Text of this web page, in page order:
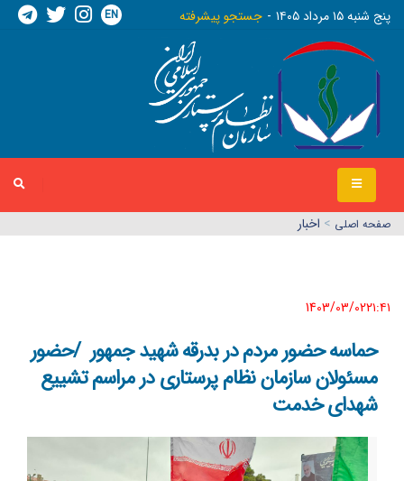
پنج شنبه ١٥ مرداد ١٤٠٥ جستجو پیشرفته EN
صفحه اصلي > اخبار
1403/03/02٢١:٤١
حماسه حضور مردم در بدرقه شهید جمهور /حضور
مسئولان سازمان نظام پرستاری در مراسم تشییع
شهدای خدمت